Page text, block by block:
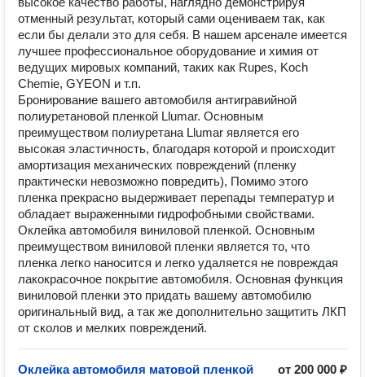
отменный результат, который сами оцениваем так, как
если бы делали это для себя. В нашем арсенале имеется
лучшее профессиональное оборудование и химия от
ведущих мировых компаний, таких как Rupes, Koch
Chemie, GYEON и т.п.
Бронирование вашего автомобиля антигравийной
полиуретановой пленкой Llumar. Основным
преимуществом полиуретана Llumar является его
высокая эластичность, благодаря которой и происходит
амортизация механических повреждений (пленку
практически невозможно повредить), Помимо этого
пленка прекрасно выдерживает перепады температур и
обладает выраженными гидрофобными свойствами.
Оклейка автомобиля виниловой пленкой. Основным
преимуществом виниловой пленки является то, что
пленка легко наносится и легко удаляется не повреждая
лакокрасочное покрытие автомобиля. Основная функция
виниловой пленки это придать вашему автомобилю
оригинальный вид, а так же дополнительно защитить ЛКП
от сколов и мелких повреждений.
Оклейка автомобиля матовой пленкой
от 200 000 ₽